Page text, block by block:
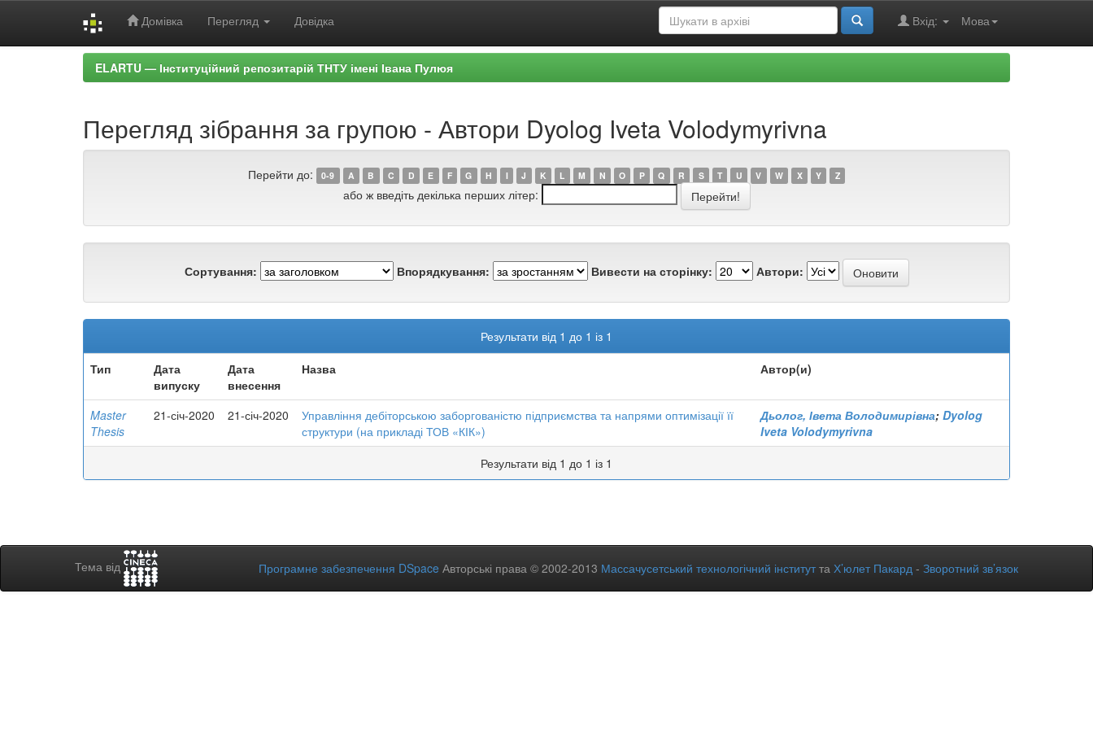
Домівка Перегляд Довідка Мова
Вхід:
ELARTU — Інституційний репозитарій ТНТУ імені Івана Пулюя
Перегляд зібрання за групою - Автори Dyolog Iveta Volodymyrivna
Перейти до: 0-9 A B C D E F G H I J K L M N O P Q R S T U V W X Y Z
або ж введіть декілька перших літер:
Сортування: Впорядкування: Вивести на сторінку: Автори:
Результати від 1 до 1 із 1
Тип
Дата
випуску
Дата
внесення
Назва Автор(и)
Master
Thesis
21-січ-2020 21-січ-2020
Управління дебіторською заборгованістю підприємства та напрями оптимізації її
структури (на прикладі ТОВ «КІК»)
Дьолог, Івета Володимирівна; Dyolog
Iveta Volodymyrivna
Результати від 1 до 1 із 1
Тема від Програмне забезпечення DSpace Авторські права © 2002-2013 Массачусетський технологічний інститутта Х’юлет Пакард - Зворотний зв’язок